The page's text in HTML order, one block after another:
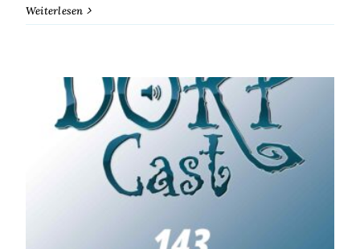
Weiterlesen
DORPCast 143: Drama, baby!